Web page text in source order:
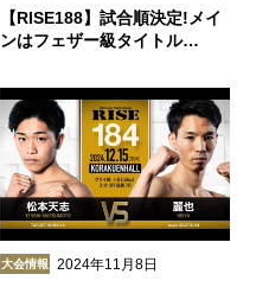
【RISE188】試合順決定!メイ
ンはフェザー級タイトル…
大会情報 2024年11月8日